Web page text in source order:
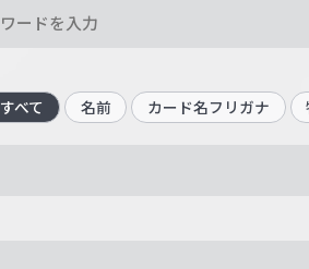
すべて 名前 カード名フリガナ